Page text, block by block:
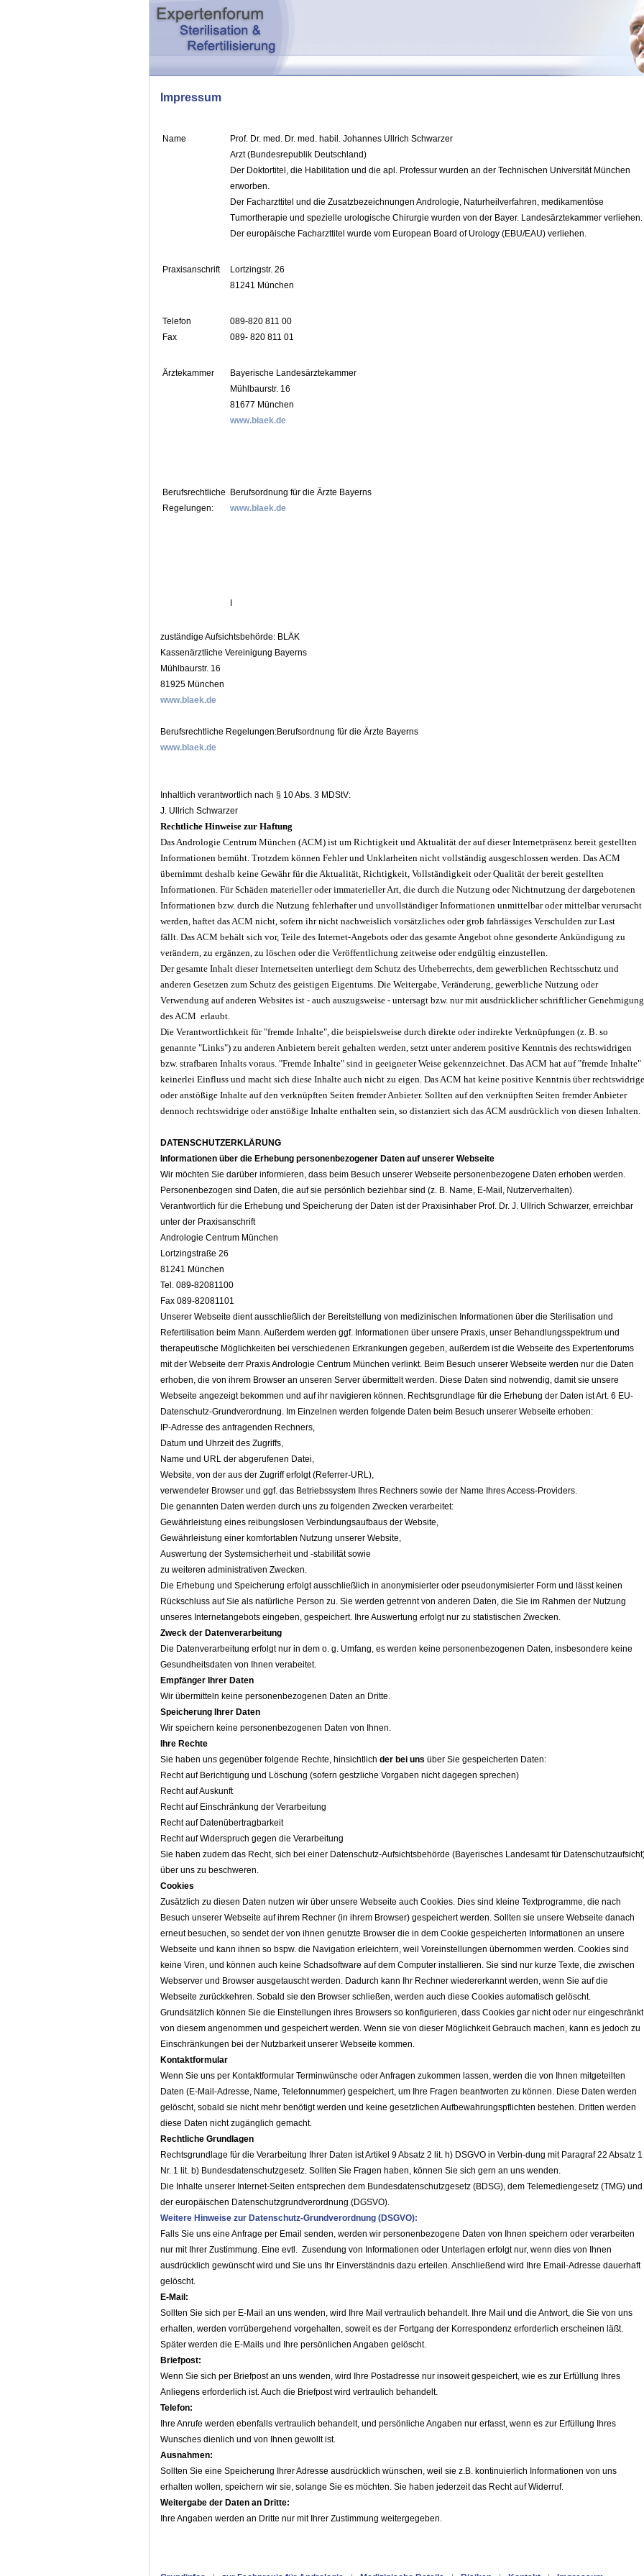
Impressum
Name
Prof. Dr. med. Dr. med. habil. Johannes Ullrich Schwarzer
Arzt (Bundesrepublik Deutschland)
Der Doktortitel, die Habilitation und die apl. Professur wurden an der Technischen Universität München
erworben.
Der Facharzttitel und die Zusatzbezeichnungen Andrologie, Naturheilverfahren, medikamentöse
Tumortherapie und spezielle urologische Chirurgie wurden von der Bayer. Landesärztekammer verliehen.
Der europäische Facharzttitel wurde vom European Board of Urology (EBU/EAU) verliehen.
Praxisanschrift
Lortzingstr. 26
81241 München
Telefon
Fax
089-820 811 00
089- 820 811 01
Ärztekammer
Bayerische Landesärztekammer
Mühlbaurstr. 16
81677 München
www.blaek.de
Berufsrechtliche
Regelungen:
Berufsordnung für die Ärzte Bayerns
www.blaek.de
I
zuständige Aufsichtsbehörde: BLÄK
Kassenärztliche Vereinigung Bayerns
Mühlbaurstr. 16
81925 München
www.blaek.de
Berufsrechtliche Regelungen:Berufsordnung für die Ärzte Bayerns
www.blaek.de
Inhaltlich verantwortlich nach § 10 Abs. 3 MDStV:
J. Ullrich Schwarzer
Rechtliche Hinweise zur Haftung
Das Andrologie Centrum München (ACM) ist um Richtigkeit und Aktualität der auf dieser Internetpräsenz bereit gestellten
Informationen bemüht. Trotzdem können Fehler und Unklarheiten nicht vollständig ausgeschlossen werden. Das ACM
übernimmt deshalb keine Gewähr für die Aktualität, Richtigkeit, Vollständigkeit oder Qualität der bereit gestellten
Informationen. Für Schäden materieller oder immaterieller Art, die durch die Nutzung oder Nichtnutzung der dargebotenen
Informationen bzw. durch die Nutzung fehlerhafter und unvollständiger Informationen unmittelbar oder mittelbar verursacht
werden, haftet das ACM nicht, sofern ihr nicht nachweislich vorsätzliches oder grob fahrlässiges Verschulden zur Last
fällt. Das ACM behält sich vor, Teile des Internet-Angebots oder das gesamte Angebot ohne gesonderte Ankündigung zu
verändern, zu ergänzen, zu löschen oder die Veröffentlichung zeitweise oder endgültig einzustellen.
Der gesamte Inhalt dieser Internetseiten unterliegt dem Schutz des Urheberrechts, dem gewerblichen Rechtsschutz und
anderen Gesetzen zum Schutz des geistigen Eigentums. Die Weitergabe, Veränderung, gewerbliche Nutzung oder
Verwendung auf anderen Websites ist - auch auszugsweise - untersagt bzw. nur mit ausdrücklicher schriftlicher Genehmigung
des ACM erlaubt.
Die Verantwortlichkeit für "fremde Inhalte", die beispielsweise durch direkte oder indirekte Verknüpfungen (z. B. so
genannte "Links") zu anderen Anbietern bereit gehalten werden, setzt unter anderem positive Kenntnis des rechtswidrigen
bzw. strafbaren Inhalts voraus. "Fremde Inhalte" sind in geeigneter Weise gekennzeichnet. Das ACM hat auf "fremde Inhalte"
keinerlei Einfluss und macht sich diese Inhalte auch nicht zu eigen. Das ACM hat keine positive Kenntnis über rechtswidrige
oder anstößige Inhalte auf den verknüpften Seiten fremder Anbieter. Sollten auf den verknüpften Seiten fremder Anbieter
dennoch rechtswidrige oder anstößige Inhalte enthalten sein, so distanziert sich das ACM ausdrücklich von diesen Inhalten
DATENSCHUTZERKLÄRUNG
Informationen über die Erhebung personenbezogener Daten auf unserer Webseite
Wir möchten Sie darüber informieren, dass beim Besuch unserer Webseite personenbezogene Daten erhoben werden.
Personenbezogen sind Daten, die auf sie persönlich beziehbar sind (z. B. Name, E-Mail, Nutzerverhalten).
Verantwortlich für die Erhebung und Speicherung der Daten ist der Praxisinhaber Prof. Dr. J. Ullrich Schwarzer, erreichbar
unter der Praxisanschrift
Andrologie Centrum München
Lortzingstraße 26
81241 München
Tel. 089-82081100
Fax 089-82081101
Unserer Webseite dient ausschließlich der Bereitstellung von medizinischen Informationen über die Sterilisation und
Refertilisation beim Mann. Außerdem werden ggf. Informationen über unsere Praxis, unser Behandlungsspektrum und
therapeutische Möglichkeiten bei verschiedenen Erkrankungen gegeben, außerdem ist die Webseite des Expertenforums
mit der Webseite derr Praxis Andrologie Centrum München verlinkt. Beim Besuch unserer Webseite werden nur die Daten
erhoben, die von ihrem Browser an unseren Server übermittelt werden. Diese Daten sind notwendig, damit sie unsere
Webseite angezeigt bekommen und auf ihr navigieren können. Rechtsgrundlage für die Erhebung der Daten ist Art. 6 EU-
Datenschutz-Grundverordnung. Im Einzelnen werden folgende Daten beim Besuch unserer Webseite erhoben:
IP-Adresse des anfragenden Rechners,
Datum und Uhrzeit des Zugriffs,
Name und URL der abgerufenen Datei,
Website, von der aus der Zugriff erfolgt (Referrer-URL),
verwendeter Browser und ggf. das Betriebssystem Ihres Rechners sowie der Name Ihres Access-Providers.
Die genannten Daten werden durch uns zu folgenden Zwecken verarbeitet:
Gewährleistung eines reibungslosen Verbindungsaufbaus der Website,
Gewährleistung einer komfortablen Nutzung unserer Website,
Auswertung der Systemsicherheit und -stabilität sowie
zu weiteren administrativen Zwecken.
Die Erhebung und Speicherung erfolgt ausschließlich in anonymisierter oder pseudonymisierter Form und lässt keinen
Rückschluss auf Sie als natürliche Person zu. Sie werden getrennt von anderen Daten, die Sie im Rahmen der Nutzung
unseres Internetangebots eingeben, gespeichert. Ihre Auswertung erfolgt nur zu statistischen Zwecken.
Zweck der Datenverarbeitung
Die Datenverarbeitung erfolgt nur in dem o. g. Umfang, es werden keine personenbezogenen Daten, insbesondere keine
Gesundheitsdaten von Ihnen verabeitet.
Empfänger Ihrer Daten
Wir übermitteln keine personenbezogenen Daten an Dritte.
Speicherung Ihrer Daten
Wir speichern keine personenbezogenen Daten von Ihnen.
Ihre Rechte
Sie haben uns gegenüber folgende Rechte, hinsichtlich der bei uns über Sie gespeicherten Daten:
Recht auf Berichtigung und Löschung (sofern gestzliche Vorgaben nicht dagegen sprechen)
Recht auf Auskunft
Recht auf Einschränkung der Verarbeitung
Recht auf Datenübertragbarkeit
Recht auf Widerspruch gegen die Verarbeitung
Sie haben zudem das Recht, sich bei einer Datenschutz-Aufsichtsbehörde (Bayerisches Landesamt für
über uns zu beschweren.
Cookies
Zusätzlich zu diesen Daten nutzen wir über unsere Webseite auch Cookies. Dies sind kleine Textprogramme, die nach
Besuch unserer Webseite auf ihrem Rechner (in ihrem Browser) gespeichert werden. Sollten sie unsere Webseite danach
erneut besuchen, so sendet der von ihnen genutzte Browser die in dem Cookie gespeicherten Informationen an unsere
Webseite und kann ihnen so bspw. die Navigation erleichtern, weil Voreinstellungen übernommen werden. Cookies sind
keine Viren, und können auch keine Schadsoftware auf dem Computer installieren. Sie sind nur kurze Texte, die zwischen
Webserver und Browser ausgetauscht werden. Dadurch kann Ihr Rechner wiedererkannt werden, wenn Sie auf die
Webseite zurückkehren. Sobald sie den Browser schließen, werden auch diese Cookies automatisch gelöscht.
Grundsätzlich können Sie die Einstellungen ihres Browsers so konfigurieren, dass Cookies gar nicht oder nur eingeschränkt
von diesem angenommen und gespeichert werden. Wenn sie von dieser Möglichkeit Gebrauch machen, kann es jedoch zu
Einschränkungen bei der Nutzbarkeit unserer Webseite kommen.
Kontaktformular
Wenn Sie uns per Kontaktformular Terminwünsche oder Anfragen zukommen lassen, werden die von Ihnen mitgeteilten
Daten (E-Mail-Adresse, Name, Telefonnummer) gespeichert, um Ihre Fragen beantworten zu können. Diese Daten werden
gelöscht, sobald sie nicht mehr benötigt werden und keine gesetzlichen Aufbewahrungspflichten bestehen. Dritten werden
diese Daten nicht zugänglich gemacht.
Rechtliche Grundlagen
Rechtsgrundlage für die Verarbeitung Ihrer Daten ist Artikel 9 Absatz 2 lit. h) DSGVO in Verbin-dung mit Paragraf 22 Absatz 1
Nr. 1 lit. b) Bundesdatenschutzgesetz. Sollten Sie Fragen haben, können Sie sich gern an uns wenden.
Die Inhalte unserer Internet-Seiten entsprechen dem Bundesdatenschutzgesetz (BDSG), dem Telemediengesetz (TMG) und
der europäischen Datenschutzgrundverordnung (DGSVO).
Weitere Hinweise zur Datenschutz-Grundverordnung (DSGVO):
Falls Sie uns eine Anfrage per Email senden, werden wir personenbezogene Daten von Ihnen speichern oder verarbeiten
nur mit Ihrer Zustimmung. Eine evtl. Zusendung von Informationen oder Unterlagen erfolgt nur, wenn dies von Ihnen
ausdrücklich gewünscht wird und Sie uns Ihr Einverständnis dazu erteilen. Anschließend wird Ihre Email-Adresse dauerhaft
gelöscht.
E-Mail:
Sollten Sie sich per E-Mail an uns wenden, wird Ihre Mail vertraulich behandelt. Ihre Mail und die Antwort, die Sie von uns
erhalten, werden vorrübergehend vorgehalten, soweit es der Fortgang der Korrespondenz erforderlich erscheinen läßt.
Später werden die E-Mails und Ihre persönlichen Angaben gelöscht.
Briefpost:
Wenn Sie sich per Briefpost an uns wenden, wird Ihre Postadresse nur insoweit gespeichert, wie es zur Erfüllung Ihres
Anliegens erforderlich ist. Auch die Briefpost wird vertraulich behandelt.
Telefon:
Ihre Anrufe werden ebenfalls vertraulich behandelt, und persönliche Angaben nur erfasst, wenn es zur Erfüllung Ihres
Wunsches dienlich und von Ihnen gewollt ist.
Ausnahmen:
Sollten Sie eine Speicherung Ihrer Adresse ausdrücklich wünschen, weil sie z.B. kontinuierlich Informationen von uns
erhalten wollen, speichern wir sie, solange Sie es möchten. Sie haben jederzeit das Recht auf Widerruf.
Weitergabe der Daten an Dritte:
Ihre Angaben werden an Dritte nur mit Ihrer Zustimmung weitergegeben.